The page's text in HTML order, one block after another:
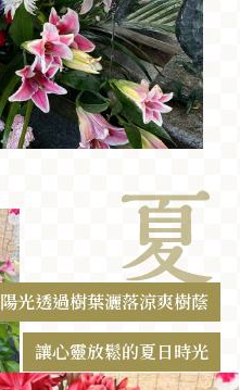
陽光透過樹葉灑落涼爽樹蔭
讓心靈放鬆的夏日時光